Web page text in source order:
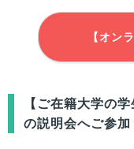
【オン
【 ご在籍大学の学
の説明会へご参加